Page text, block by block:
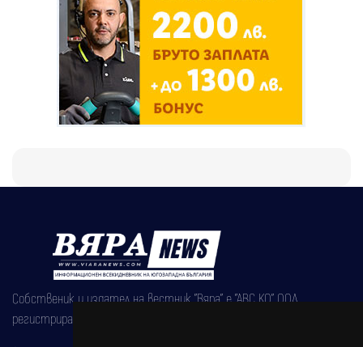
Собственик и издател на вестник "Вяра" е "АВС КО" ООД,
регистрирана на 08.05.2002 година.